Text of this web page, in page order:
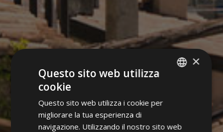
×
Questo sito web utilizza
cookie
Questo sito web utilizza i cookie per
migliorare la tua esperienza di
navigazione. Utilizzando il nostro sito web